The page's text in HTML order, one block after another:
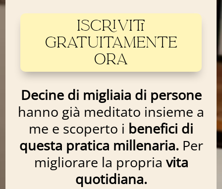
ISCRIVITI
GRATUITAMENTE
ORA
Decine di migliaia di persone
hanno già meditato insieme a
me e scoperto i benefici di
questa pratica millenaria.Per
migliorare la propria vita
quotidiana.